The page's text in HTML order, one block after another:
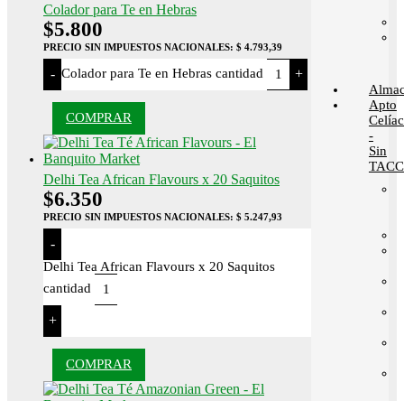
Colador para Te en Hebras
$5.800
PRECIO SIN IMPUESTOS NACIONALES: $ 4.793,39
- Colador para Te en Hebras cantidad +
COMPRAR
Delhi Tea African Flavours x 20 Saquitos
$6.350
PRECIO SIN IMPUESTOS NACIONALES: $ 5.247,93
-
Delhi Tea African Flavours x 20 Saquitos
cantidad
+
COMPRAR
Apto
-
Sin
TACC